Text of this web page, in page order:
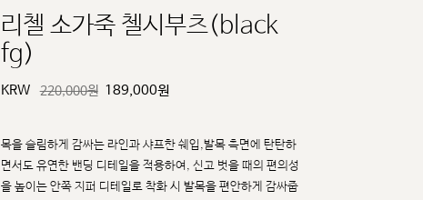
리첼 소가죽 첼시부츠(black
fg)
KRW 220,000원 189,000원
목을 슬림하게 감싸는 라인과 샤프한 쉐입,발목 측면에 탄탄하
면서도 유연한 밴딩 디테일을 적용하여, 신고 벗을 때의 편의성
을 높이는 안쪽 지퍼 디테일로 착화 시 발목을 편안하게 감싸줍